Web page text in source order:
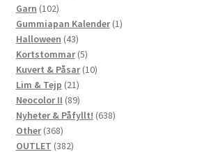
Garn 102102
produkter
Gummiapan Kalender 11
Halloween 4343
produkter
Kortstommar 55
produkter
Kuvert & Påsar 1010
Lim & Tejp 2121
produkter
Neocolor II 8989
produkter
Nyheter & Påfyllt! 638638
Other 368368
produkter
OUTLET 382382